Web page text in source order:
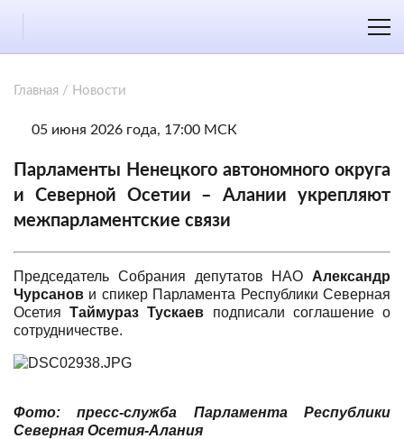
Главная / Новости
05 июня 2026 года, 17:00 МСК
Парламенты Ненецкого автономного округа
и Северной Осетии – Алании укрепляют
межпарламентские связи
Председатель Собрания депутатов НАО Александр
Чурсанов и спикер Парламента Республики Северная
ОсетияТаймураз Тускаев подписали соглашение о
сотрудничестве.
Фото: пресс-служба Парламента Республики
Северная Осетия-Алания